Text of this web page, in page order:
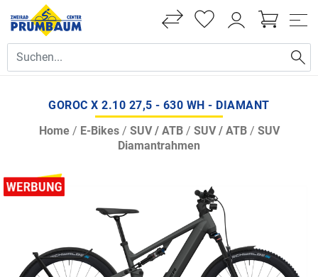
GOROC X 2.10 27,5 - 630 WH - DIAMANT
Home/ E-Bikes/ SUV / ATB/ SUV / ATB/ SUV
Diamantrahmen